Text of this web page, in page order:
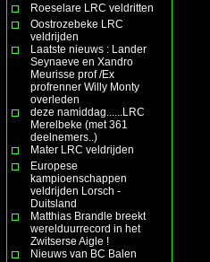
Roeselare LRC veldritten
Oostrozebeke LRC
veldrijden
Laatste nieuws : Lander
Seynaeve en Xandro
Meurisse prof /Ex
profrenner Willy Monty
overleden
deze namiddag......LRC
Merelbeke (met 361
deelnemers..)
Mater LRC veldrijden
Europese
kampioenschappen
veldrijden Lorsch -
Duitsland
Matthias Brandle breekt
werelduurrecord in het
Zwitserse Aigle !
Nieuws van BC Balen